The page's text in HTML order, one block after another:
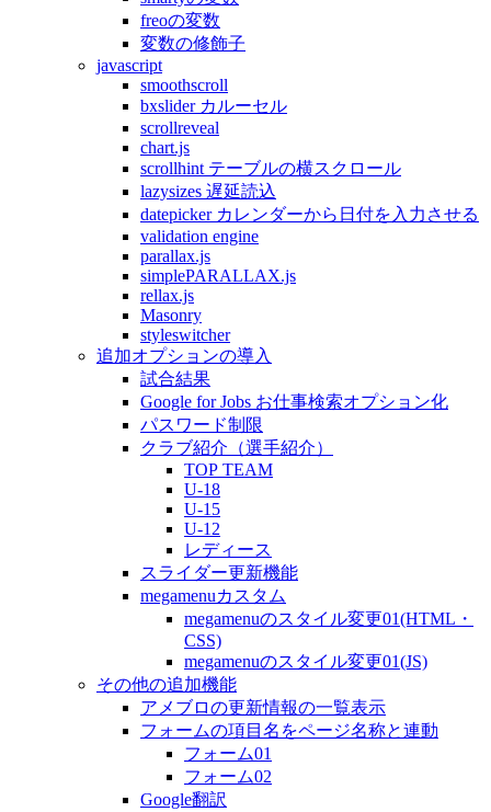
freoの変数
変数の修飾子
javascript
smoothscroll
bxslider カルーセル
scrollreveal
chart.js
scrollhint テーブルの横スクロール
lazysizes 遅延読込
datepicker カレンダーから日付を入力させる
validation engine
parallax.js
simplePARALLAX.js
rellax.js
Masonry
styleswitcher
追加オプションの導入
試合結果
Google for Jobs お仕事検索オプション化
パスワード制限
クラブ紹介（選手紹介）
TOP TEAM
U-18
U-15
U-12
レディース
スライダー更新機能
megamenuカスタム
megamenuのスタイル変更01(HTML・
CSS)
megamenuのスタイル変更01(JS)
その他の追加機能
アメブロの更新情報の一覧表示
フォームの項目名をページ名称と連動
フォーム01
フォーム02
Google翻訳